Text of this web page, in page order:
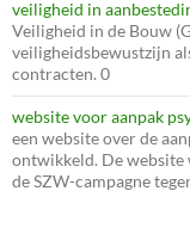
veiligheid in
Veiligheid in de Bouw
veiligheidsbewustzijn
contracten. 0
website voor aanpak
een website over de
ontwikkeld. De website
de SZW-campagne